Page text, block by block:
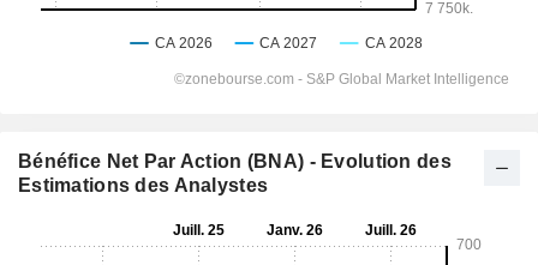
Bénéfice Net Par Action (BNA) - Evolution des
Estimations des Analystes